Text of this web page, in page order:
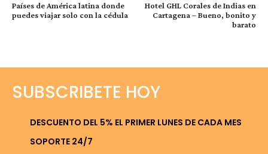
Países de América latina donde
puedes viajar solo con la cédula
Hotel GHL Corales de Indias en
Cartagena – Bueno, bonito y
barato
SUBSCRIBETE HOY
DESCUENTO DEL 5% EL PRIMER LUNES DE CADA MES
SOPORTE 24/7